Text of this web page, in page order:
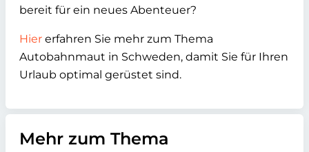
bereit für ein neues Abenteuer?
Hier erfahren Sie mehr zum Thema
Autobahnmaut in Schweden, damit Sie für Ihren
Urlaub optimal gerüstet sind.
Mehr zum Thema